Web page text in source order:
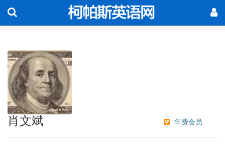
肖文斌 年费会员